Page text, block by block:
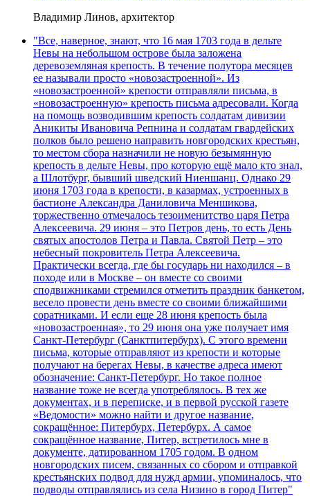
Владимир Линов, архитектор
"Все, наверное, знают, что 16 мая 1703 года в дельте
Невы на небольшом острове была заложена
деревоземляная крепость. В течение полутора месяцев
ее называли просто «новозастроенной». Из
«новозастроенной» крепости отправляли письма, в
«новозастроенную» крепость письма адресовали. Когда
на помощь возводившим крепость солдатам дивизии
Аникиты Ивановича Репнина и солдатам гвардейских
полков было решено направить новгородских крестьян,
то местом сбора назначили не новую безымянную
крепость в дельте Невы, про которую ещё мало кто знал,
а Шлотбург, бывший шведский Ниеншанц. Однако 29
июня 1703 года в крепости, в казармах, устроенных в
бастионе Александра Даниловича Меншикова,
торжественно отмечалось тезоименитство царя Петра
Алексеевича. 29 июня – это Петров день, то есть День
святых апостолов Петра и Павла. Святой Петр – это
небесный покровитель Петра Алексеевича.
Практически всегда, где бы государь ни находился – в
походе или в Москве – он вместе со своими
сподвижниками стремился отметить праздник банкетом,
весело провести день вместе со своими ближайшими
соратниками. И если еще 28 июня крепость была
«новозастроенная», то 29 июня она уже получает имя
Санкт-Петербург (Санктпитербурх). С этого времени
письма, которые отправляют из крепости и которые
получают на берегах Невы, в качестве адреса имеют
обозначение: Санкт-Петербург. Но такое полное
название тоже не всегда употреблялось. В тех же
документах, и в переписке, и в первой русской газете
«Ведомости» можно найти и другое название,
сокращённое: Питербурх, Петербурх. А самое
сокращённое название, Питер, встретилось мне в
документе, датированном 1705 годом. В одном
новгородских писем, связанных со сбором и отправкой
крестьянских подвод для нужд армии, упоминалось, что
подводы отправлялись из села Низино в город Питер"